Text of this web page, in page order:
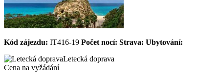
Kód zájezdu: IT416-19 Počet nocí: Strava: Ubytování:
Letecká doprava
Cena na vyžádání